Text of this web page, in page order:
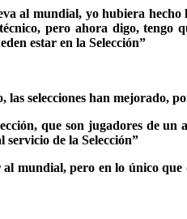
al mundial, yo hubiera
pero ahora digo, tengo
estar en la Selección”
las selecciones han mejorado,
que son jugadores de
de la Selección”
mundial, pero en lo único